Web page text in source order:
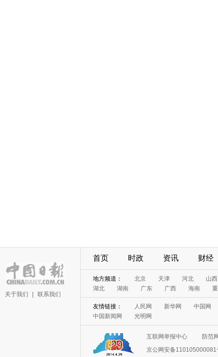
关于我们 联系我们
首页 时政 资讯 财经
地方频道： 北京 天津 河北
山西
湖北
湖南 广东 广西 海南
友情链接： 人民网 新华网
中国网
中国新闻网
光明网
互联网举报中心
防范
京公网安备110105000081